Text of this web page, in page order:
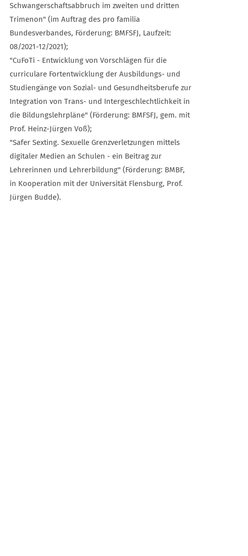
Schwangerschaftsabbruch im zweiten und dritten
Trimenon" (im Auftrag des pro familia
Bundesverbandes, Förderung: BMFSFJ, Laufzeit:
08/2021-12/2021);
"CuFoTi - Entwicklung von Vorschlägen für die
curriculare Fortentwicklung der Ausbildungs- und
Studiengänge von Sozial- und Gesundheitsberufe zur
Integration von Trans- und Intergeschlechtlichkeit in
die Bildungslehrpläne" (Förderung: BMFSFJ, gem. mit
Prof. Heinz-Jürgen Voß);
"Safer Sexting. Sexuelle Grenzverletzungen mittels
digitaler Medien an Schulen - ein Beitrag zur
Lehrerinnen und Lehrerbildung" (Förderung: BMBF,
in Kooperation mit der Universität Flensburg, Prof.
Jürgen Budde).